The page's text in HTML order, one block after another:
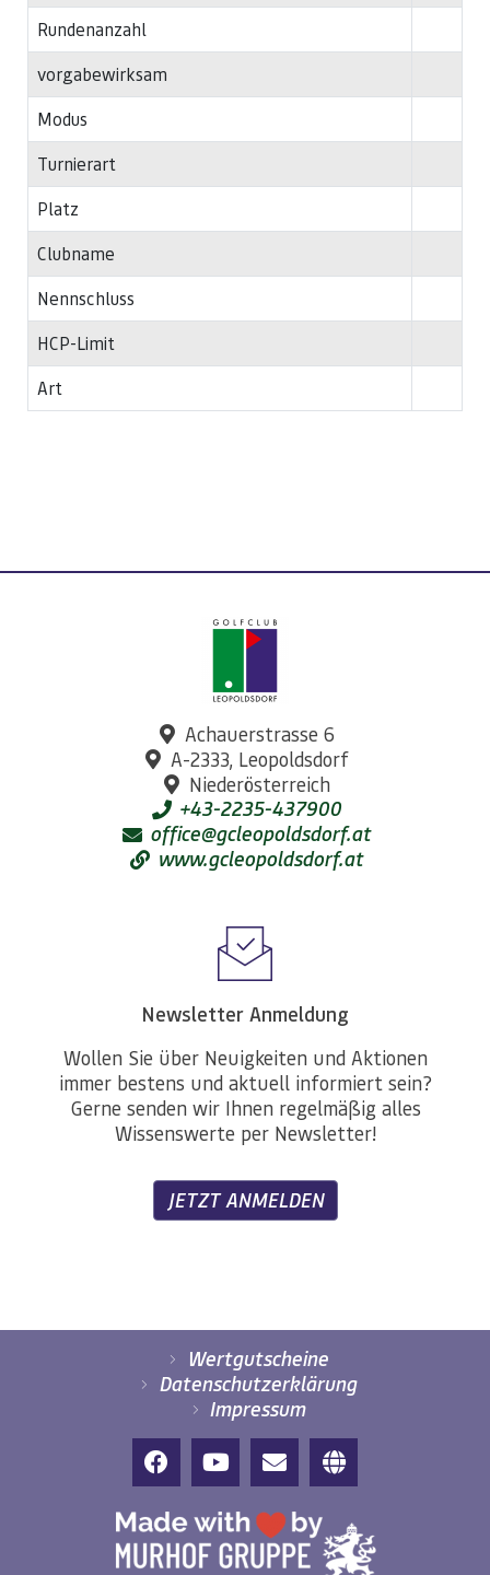
Rundenanzahl
vorgabewirksam
Modus
Turnierart
Platz
Clubname
Nennschluss
HCP-Limit
Art
Achauerstrasse 6
A-2333, Leopoldsdorf
Niederösterreich
+43-2235-437900
office@gcleopoldsdorf.at
www.gcleopoldsdorf.at
Newsletter Anmeldung
Wollen Sie über Neuigkeiten und Aktionen
immer bestens und aktuell informiert sein?
Gerne senden wir Ihnen regelmäßig alles
Wissenswerte per Newsletter!
JETZT ANMELDEN
Wertgutscheine
Datenschutzerklärung
Impressum